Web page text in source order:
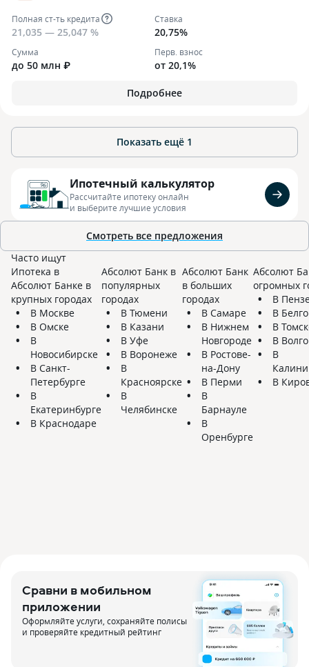
Полная ст-ть кредита
21,035 — 25,047 %
Ставка
20,75%
Сумма
до 50 млн ₽
Перв. взнос
от 20,1%
Подробнее
Показать ещё 1
Ипотечный калькулятор
Рассчитайте ипотеку онлайн
и выберите лучшие условия
Смотреть все предложения
Часто ищут
Ипотека в
Абсолют Банке в
крупных городах
В Москве
В Омске
В
Новосибирске
В Санкт-
Петербурге
В
Екатеринбурге
В Краснодаре
Абсолют Банк в
популярных
городах
В Тюмени
В Казани
В Уфе
В Воронеже
В
Красноярске
В
Челябинске
Абсолют Банк
в больших
городах
В Самаре
В Нижнем
Новгороде
В Ростове-
на-Дону
В Перми
В
Барнауле
В
Оренбурге
Абсолют
огромных
В
В
В
В
В
В
Сравни в мобильном
приложении
Оформляйте услуги, сохраняйте полисы
и проверяйте кредитный рейтинг